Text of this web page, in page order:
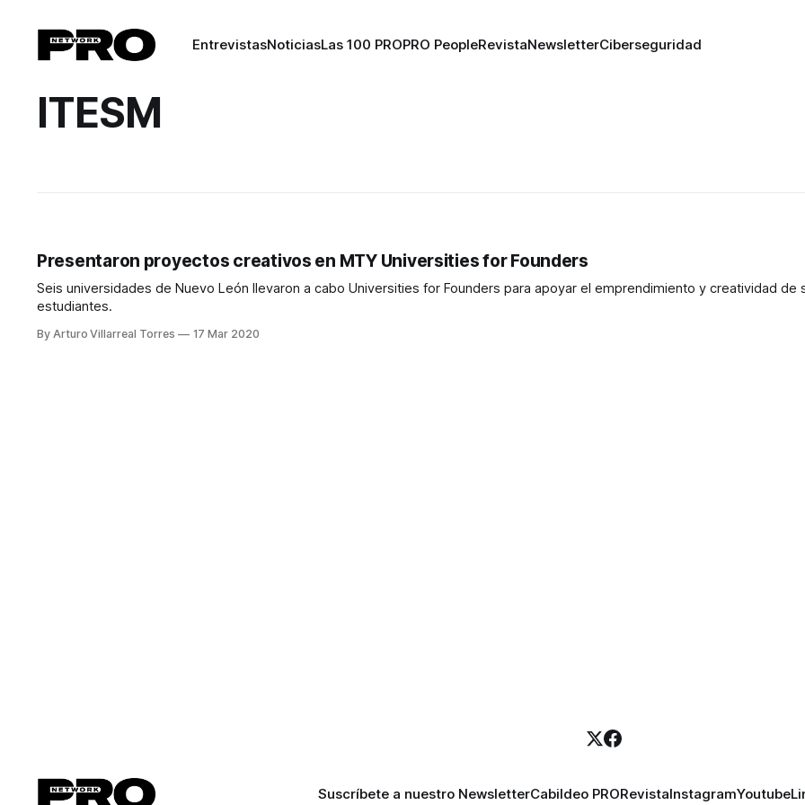
EntrevistasNoticiasLas 100 PROPRO PeopleRevistaNewsletterCiberseguridad
ITESM
Presentaron proyectos creativos en MTY Universities for Founders
Seis universidades de Nuevo León llevaron a cabo Universities for Founders para apoyar el emprendimiento y creatividad de
estudiantes.
By Arturo Villarreal Torres 17 Mar 2020
Suscríbete a nuestro NewsletterCabildeo PRORevistaInstagramYoutube